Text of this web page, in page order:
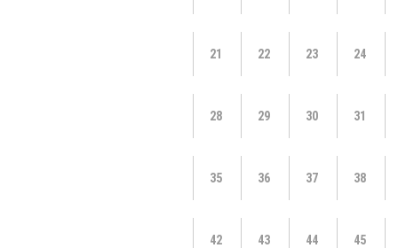
21 22 23 24
28 29 30 31
35 36 37 38
42 43 44 45